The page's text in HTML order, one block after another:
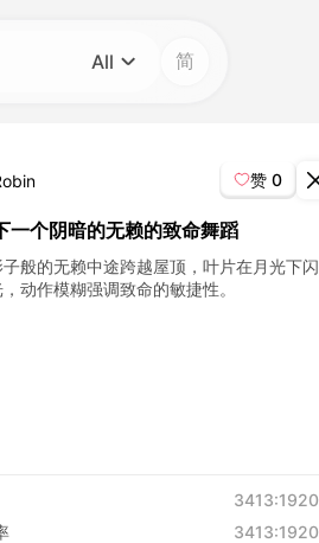
All
Avatar Video
Pet Video
简
赞 0
一个阴暗的无赖的致命舞蹈
般的无赖中途跨越屋顶，叶片在月光下闪
动作模糊强调致命的敏捷性。
3413:1920
3413:1920